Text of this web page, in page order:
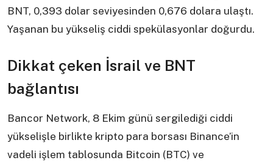
BNT, 0,393 dolar seviyesinden 0,676 dolara ulaştı.
Yaşanan bu yükseliş ciddi spekülasyonlar doğurdu.
Dikkat çeken İsrail ve BNT
bağlantısı
Bancor Network, 8 Ekim günü sergilediği ciddi
yükselişle birlikte kripto para borsası Binance’in
vadeli işlem tablosunda Bitcoin (BTC) ve